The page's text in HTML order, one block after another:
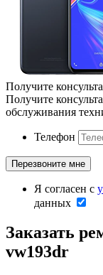
Получите
Получите
обслуживания
Телефон
Я согласен с
данных
Заказать
vw193dr